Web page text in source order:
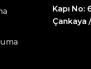
Kapı No:
Çankaya